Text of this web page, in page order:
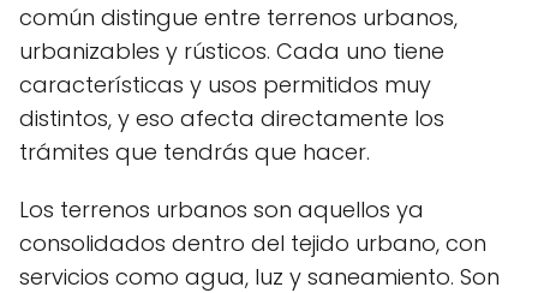
común distingue entre terrenos urbanos,
urbanizables y rústicos. Cada uno tiene
características y usos permitidos muy
distintos, y eso afecta directamente los
trámites que tendrás que hacer.
Los terrenos urbanos son aquellos ya
consolidados dentro del tejido urbano, con
servicios como agua, luz y saneamiento. Son